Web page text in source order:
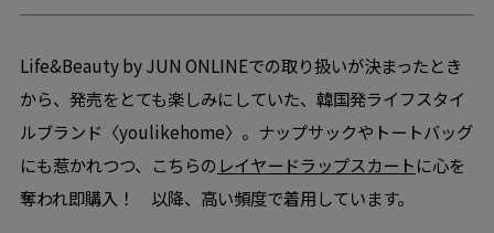
Life&Beauty by JUN ONLINEでの取り扱いが決まったとき
から、発売をとても楽しみにしていた、韓国発ライフスタイ
ルブランド〈youlikehome〉。ナップサックやトートバッグ
にも惹かれつつ、こちらの レイヤードラップスカートに心を
奪われ即購入！ 以降、高い頻度で着用しています。